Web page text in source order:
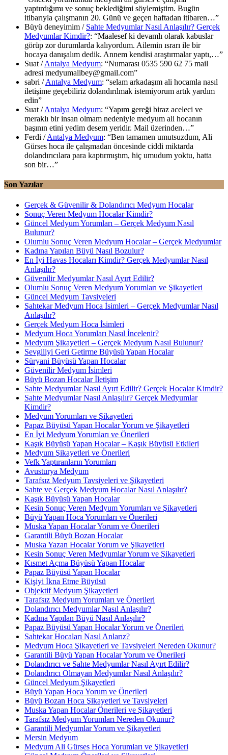
yaptırdığımı ve sonuç beklediğimi söylemiştim. Bugün
itibarıyla çalışmanın 20. Günü ve geçen haftadan itibaren…”
Büyü deneyimim / Sahte Medyumlar Nasıl Anlaşılır? Gerçek
Medyumlar Kimdir?: “Maalesef ki devamlı olarak kabuslar
görüp zor durumlarda kalıyordum. Ailemin ısrarı ile bir
hocaya danışalım dedik. Annem kendisi araştırmalar yaptı,…”
Suat /Antalya Medyum: “Numarası 0535 590 62 75 mail
adresi medyumalibey@gmail.com”
sabri /Antalya Medyum: “selam arkadaşım ali hocamla nasıl
iletişime geçebiliriz dolandırılmak istemiyorum artık yardım
edin”
Suat /Antalya Medyum: “Yapım gereği biraz aceleci ve
meraklı bir insan olmam nedeniyle medyum ali hocanın
başının etini yedim desem yeridir. Mail üzerinden…”
Ferdi /Antalya Medyum: “Ben tamamen umutsuzdum, Ali
Gürses hoca ile çalışmadan öncesinde ciddi miktarda
dolandırıcılara para kaptırmıştım, hiç umudum yoktu, hatta
son bir…”
Son Yazılar
Gerçek & Güvenilir & Dolandırıcı Medyum Hocalar
Sonuç Veren Medyum Hocalar Kimdir?
Güncel Medyum Yorumları – Gerçek Medyum Nasıl
Bulunur?
Olumlu Sonuç Veren Medyum Hocalar – Gerçek Medyumlar
Kadına Yapılan Büyü Nasıl Bozulur?
En İyi Havas Hocaları Kimdir? Gerçek Medyumlar Nasıl
Anlaşılır?
Güvenilir Medyumlar Nasıl Ayırt Edilir?
Olumlu Sonuç Veren Medyum Yorumları ve Şikayetleri
Güncel Medyum Tavsiyeleri
Sahtekar Medyum Hoca İsimleri – Gerçek Medyumlar Nasıl
Anlaşılır?
Gerçek Medyum Hoca İsimleri
Medyum Hoca Yorumları Nasıl İncelenir?
Medyum Şikayetleri – Gerçek Medyum Nasıl Bulunur?
Sevgiliyi Geri Getirme Büyüsü Yapan Hocalar
Süryani Büyüsü Yapan Hocalar
Güvenilir Medyum İsimleri
Büyü Bozan Hocalar İletişim
Sahte Medyumlar Nasıl Ayırt Edilir? Gerçek Hocalar Kimdir?
Sahte Medyumlar Nasıl Anlaşılır? Gerçek Medyumlar
Kimdir?
Medyum Yorumları ve Şikayetleri
Papaz Büyüsü Yapan Hocalar Yorum ve Şikayetleri
En İyi Medyum Yorumları ve Önerileri
Kaşık Büyüsü Yapan Hocalar – Kaşık Büyüsü Etkileri
Medyum Şikayetleri ve Önerileri
Vefk Yaptıranların Yorumları
Avusturya Medyum
Tarafsız Medyum Tavsiyeleri ve Şikayetleri
Sahte ve Gerçek Medyum Hocalar Nasıl Anlaşılır?
Kaşık Büyüsü Yapan Hocalar
Kesin Sonuç Veren Medyum Yorumları ve Şikayetleri
Büyü Yapan Hoca Yorumları ve Önerileri
Muska Yapan Hocalar Yorum ve Önerileri
Garantili Büyü Bozan Hocalar
Muska Yazan Hocalar Yorum ve Şikayetleri
Kesin Sonuç Veren Medyumlar Yorum ve Şikayetleri
Kısmet Açma Büyüsü Yapan Hocalar
Papaz Büyüsü Yapan Hocalar
Kişiyi İkna Etme Büyüsü
Objektif Medyum Şikayetleri
Tarafsız Medyum Yorumları ve Önerileri
Dolandırıcı Medyumlar Nasıl Anlaşılır?
Kadına Yapılan Büyü Nasıl Anlaşılır?
Papaz Büyüsü Yapan Hocalar Yorum ve Önerileri
Sahtekar Hocaları Nasıl Anlarız?
Medyum Hoca Şikayetleri ve Tavsiyeleri Nereden Okunur?
Garantili Büyü Yapan Hocalar Yorum ve Önerileri
Dolandırıcı ve Sahte Medyumlar Nasıl Ayırt Edilir?
Dolandırıcı Olmayan Medyumlar Nasıl Anlaşılır?
Güncel Medyum Şikayetleri
Büyü Yapan Hoca Yorum ve Önerileri
Büyü Bozan Hoca Şikayetleri ve Tavsiyeleri
Muska Yapan Hocalar Önerileri ve Şikayetleri
Tarafsız Medyum Yorumları Nereden Okunur?
Garantili Medyumlar Yorum ve Şikayetleri
Mersin Medyum
Medyum Ali Gürses Hoca Yorumları ve Şikayetleri